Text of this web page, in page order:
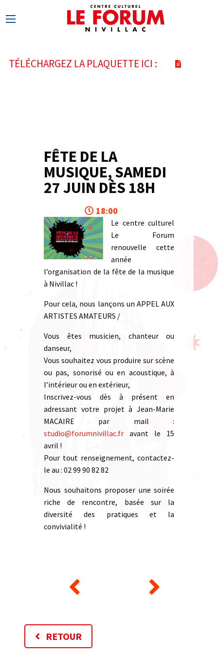
TÉLÉCHARGEZ LA PLAQUETTE ICI :
27
JUIN
FÊTE DE LA
MUSIQUE, SAMEDI
27 JUIN DÈS 18H
18:00
Le centre culturel
Le Forum
renouvelle cette
année
l’organisation de la fête de la musique
à Nivillac !
Pour cela, nous lançons un APPEL AUX
ARTISTES AMATEURS /
Vous êtes musicien, chanteur ou
danseur,
Vous souhaitez vous produire sur scène
ou pas, sonorisé ou en acoustique, à
l’intérieur ou en extérieur,
Inscrivez-vous dès à présent en
adressant votre projet à Jean-Marie
MACAIRE par mail :
studio@forumnivillac.fr avant le 15
avril !
Pour tout renseignement, contactez-
le au : 02 99 90 82 82
Nous souhaitons proposer une soirée
riche de rencontre, basée sur la
diversité des pratiques et la
convivialité !
RETOUR